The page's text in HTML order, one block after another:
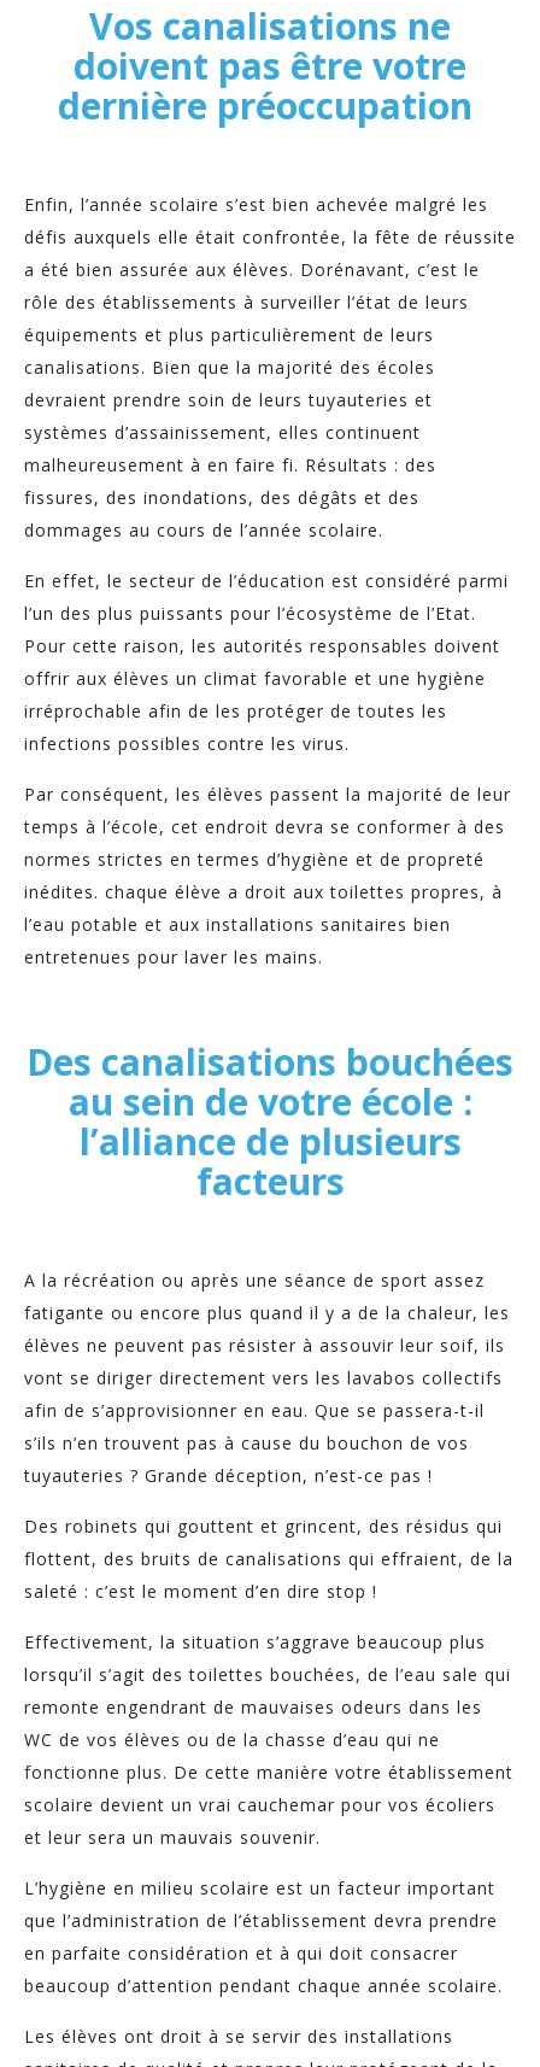
Vos canalisations ne
doivent pas être votre
dernière préoccupation
Enfin, l’année scolaire s’est bien achevée malgré les
défis auxquels elle était confrontée, la fête de réussite
a été bien assurée aux élèves. Dorénavant, c’est le
rôle des établissements à surveiller l’état de leurs
équipements et plus particulièrement de leurs
canalisations. Bien que la majorité des écoles
devraient prendre soin de leurs tuyauteries et
systèmes d’assainissement, elles continuent
malheureusement à en faire fi. Résultats : des
fissures, des inondations, des dégâts et des
dommages au cours de l’année scolaire.
En effet, le secteur de l’éducation est considéré parmi
l’un des plus puissants pour l’écosystème de l’Etat.
Pour cette raison, les autorités responsables doivent
offrir aux élèves un climat favorable et une hygiène
irréprochable afin de les protéger de toutes les
infections possibles contre les virus.
Par conséquent, les élèves passent la majorité de leur
temps à l’école, cet endroit devra se conformer à des
normes strictes en termes d’hygiène et de propreté
inédites. chaque élève a droit aux toilettes propres, à
l’eau potable et aux installations sanitaires bien
entretenues pour laver les mains.
Des canalisations bouchées
au sein de votre école :
l’alliance de plusieurs
facteurs
A la récréation ou après une séance de sport assez
fatigante ou encore plus quand il y a de la chaleur, les
élèves ne peuvent pas résister à assouvir leur soif, ils
vont se diriger directement vers les lavabos collectifs
afin de s’approvisionner en eau. Que se passera-t-il
s’ils n’en trouvent pas à cause du bouchon de vos
tuyauteries ? Grande déception, n’est-ce pas !
Des robinets qui gouttent et grincent, des résidus qui
flottent, des bruits de canalisations qui effraient, de la
saleté : c’est le moment d’en dire stop !
Effectivement, la situation s’aggrave beaucoup plus
lorsqu’il s’agit des toilettes bouchées, de l’eau sale qui
remonte engendrant de mauvaises odeurs dans les
WC de vos élèves ou de la chasse d’eau qui ne
fonctionne plus. De cette manière votre établissement
scolaire devient un vrai cauchemar pour vos écoliers
et leur sera un mauvais souvenir.
L’hygiène en milieu scolaire est un facteur important
que l’administration de l’établissement devra prendre
en parfaite considération et à qui doit consacrer
beaucoup d’attention pendant chaque année scolaire.
Les élèves ont droit à se servir des installations